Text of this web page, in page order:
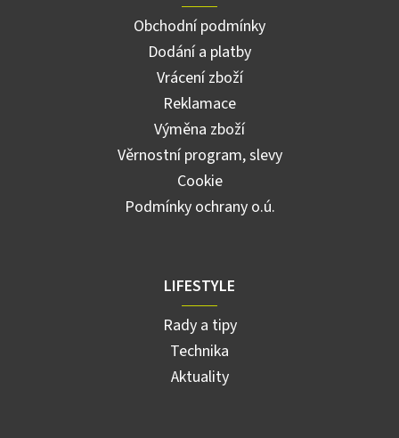
Obchodní podmínky
Dodání a platby
Vrácení zboží
Reklamace
Výměna zboží
Věrnostní program, slevy
Cookie
Podmínky ochrany o.ú.
LIFESTYLE
Rady a tipy
Technika
Aktuality